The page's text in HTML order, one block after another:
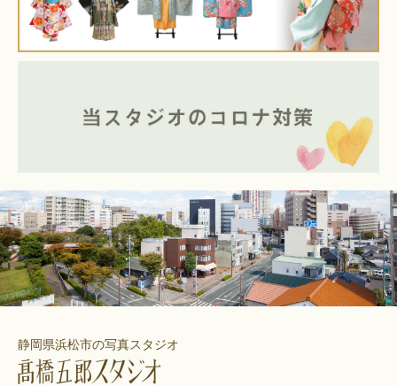
静岡県浜松市の写真スタジオ